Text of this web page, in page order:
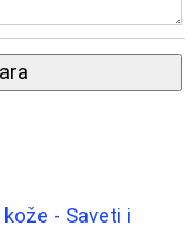
- Saveti i